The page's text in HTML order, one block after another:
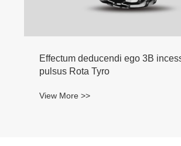
ego 3B incessus et